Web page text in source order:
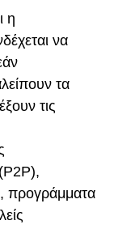
η
να
τα
τις
προγράμματα